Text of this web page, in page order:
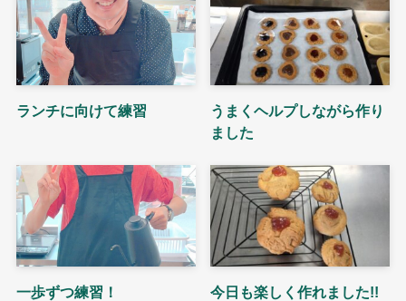
ランチに向けて練習
うまくヘルプしながら作り
ました
一歩ずつ練習！ 今日も楽しく作れました!!